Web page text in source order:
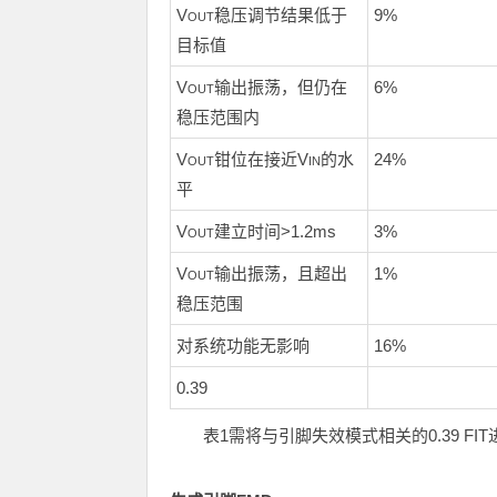
VOUT稳压调节结果低于
目标值
9%
VOUT输出振荡，但仍在
稳压范围内
6%
VOUT钳位在接近VIN的水
平
24%
VOUT建立时间>1.2ms 3%
VOUT输出振荡，且超出
稳压范围
1%
对系统功能无影响 16%
0.39
表1需将与引脚失效模式相关的0.39 FIT